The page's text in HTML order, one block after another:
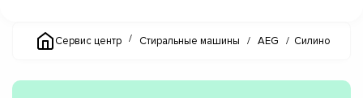
Сервис центр / Стиральные машины / AEG / Силино